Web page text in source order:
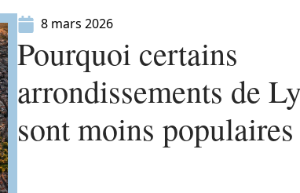
8 mars 2026
Pourquoi certains
arrondissements de
sont moins populaires